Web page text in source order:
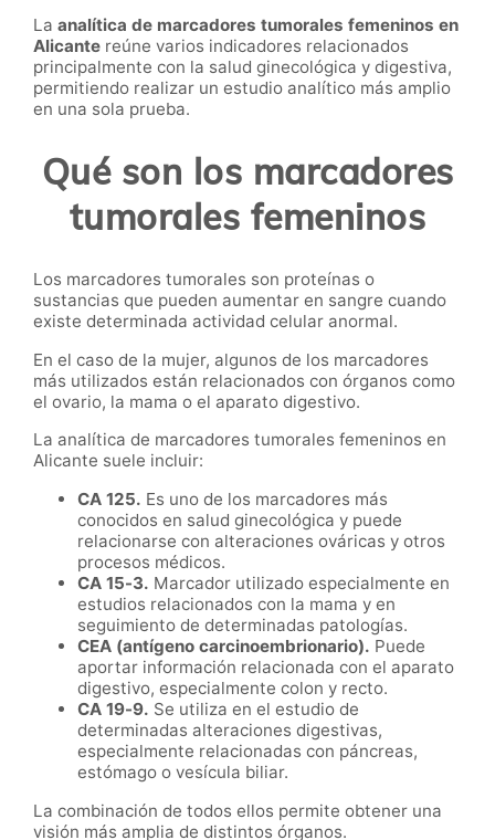
La analítica de marcadores tumorales femeninos en
Alicante reúne varios indicadores relacionados
principalmente con la salud ginecológica y digestiva,
permitiendo realizar un estudio analítico más amplio
en una sola prueba.
Qué son los marcadores
tumorales femeninos
Los marcadores tumorales son proteínas o
sustancias que pueden aumentar en sangre cuando
existe determinada actividad celular anormal.
En el caso de la mujer, algunos de los marcadores
más utilizados están relacionados con órganos como
el ovario, la mama o el aparato digestivo.
La analítica de marcadores tumorales femeninos en
Alicante suele incluir:
CA 125. Es uno de los marcadores más
conocidos en salud ginecológica y puede
relacionarse con alteraciones ováricas y otros
procesos médicos.
CA 15-3. Marcador utilizado especialmente en
estudios relacionados con la mama y en
seguimiento de determinadas patologías.
CEA (antígeno carcinoembrionario). Puede
aportar información relacionada con el aparato
digestivo, especialmente colon y recto.
CA 19-9. Se utiliza en el estudio de
determinadas alteraciones digestivas,
especialmente relacionadas con páncreas,
estómago o vesícula biliar.
La combinación de todos ellos permite obtener una
visión más amplia de distintos órganos.